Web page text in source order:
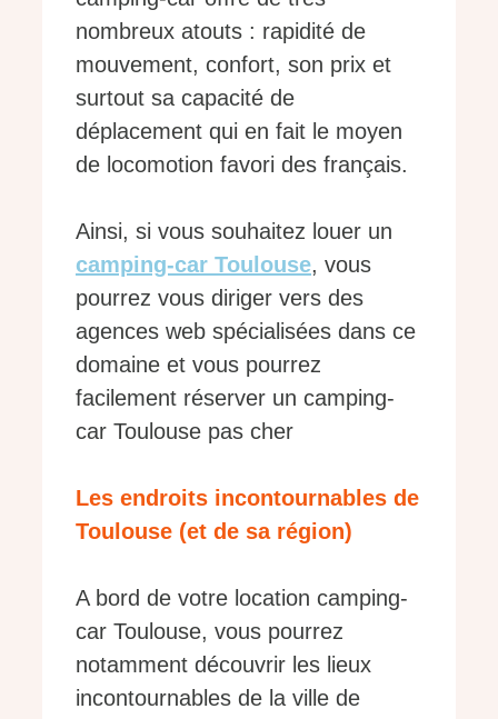
nombreux atouts : rapidité de
mouvement, confort, son prix et
surtout sa capacité de
déplacement qui en fait le moyen
de locomotion favori des français.
Ainsi, si vous souhaitez louer un
camping-car Toulouse, vous
pourrez vous diriger vers des
agences web spécialisées dans ce
domaine et vous pourrez
facilement réserver un camping-
car Toulouse pas cher
Les endroits incontournables de
Toulouse (et de sa région)
A bord de votre location camping-
car Toulouse, vous pourrez
notamment découvrir les lieux
incontournables de la ville de